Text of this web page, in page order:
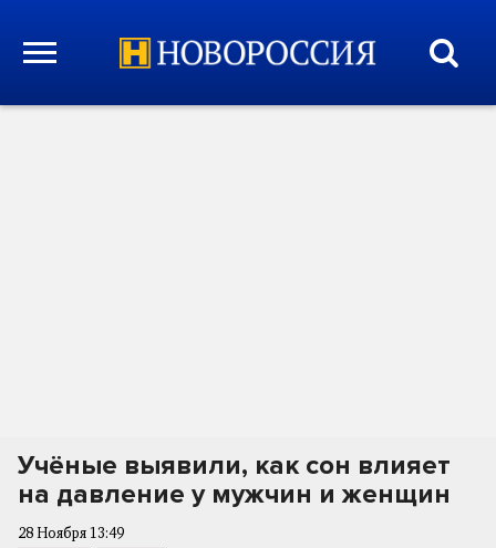
Учёные выявили, как сон влияет
на давление у мужчин и женщин
28 Ноября 13:49